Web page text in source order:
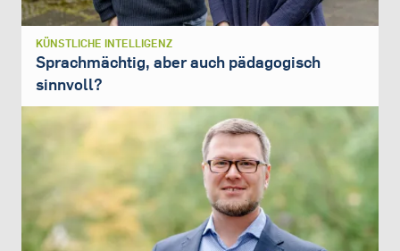
KÜNSTLICHE INTELLIGENZ
Sprachmächtig, aber auch pädagogisch
sinnvoll?